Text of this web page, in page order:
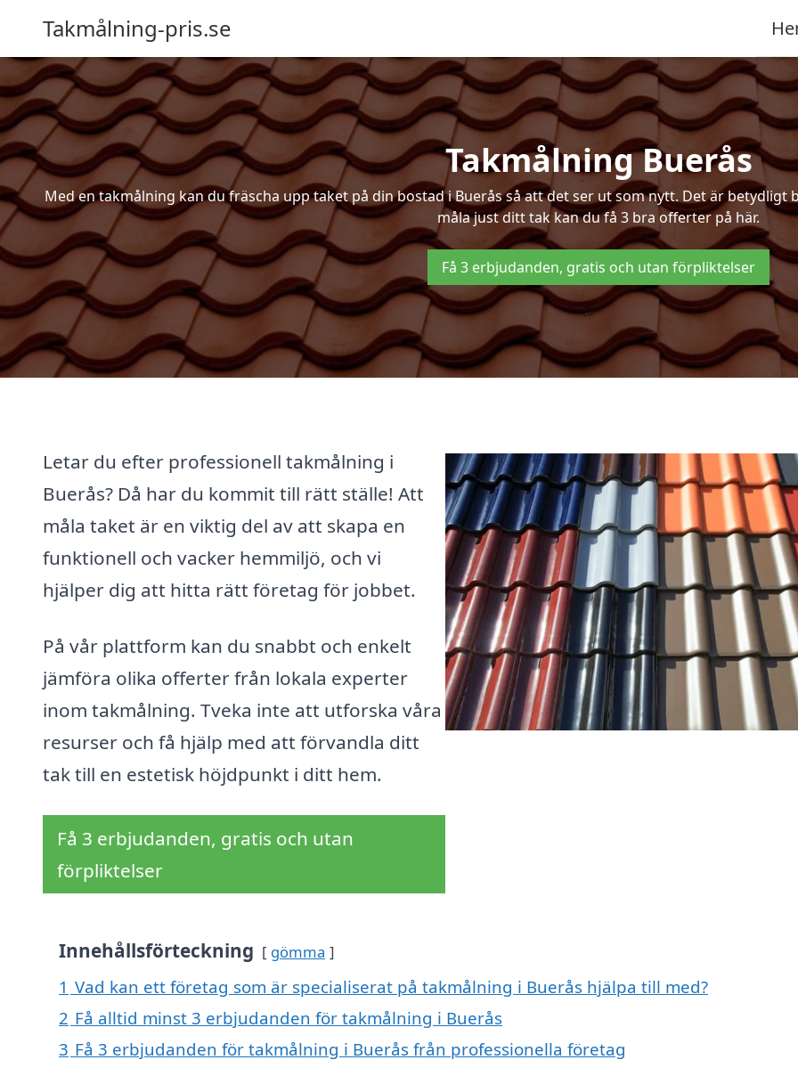
Takmålning-pris.se
Takmålning Buerås
Med en takmålning kan du fräscha upp taket på din bostad i Buerås så att det ser ut som nytt. Det är
måla just ditt tak kan du få 3 bra offerter på här.
Få 3 erbjudanden, gratis och utan förpliktelser
Letar du efter professionell takmålning i
Buerås? Då har du kommit till rätt ställe! Att
måla taket är en viktig del av att skapa en
funktionell och vacker hemmiljö, och vi
hjälper dig att hitta rätt företag för jobbet.
På vår plattform kan du snabbt och enkelt
jämföra olika offerter från lokala experter
inom takmålning. Tveka inte att utforska våra
resurser och få hjälp med att förvandla ditt
tak till en estetisk höjdpunkt i ditt hem.
Få 3 erbjudanden, gratis och utan
förpliktelser
Innehållsförteckning gömma
1 Vad kan ett företag som är specialiserat på takmålning i Buerås hjälpa till med?
2 Få alltid minst 3 erbjudanden för takmålning i Buerås
3 Få 3 erbjudanden för takmålning i Buerås från professionella företag